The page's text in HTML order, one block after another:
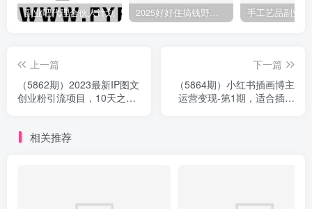
副业吧代理合伙人计划 2025好好住搞钱野路子：素人3步变家居博主，日赚500+保姆级教程
上一篇
（5862期）2023最新IP图文
创业粉引流项目，10天之内
下一篇
（5864期）小红书插画博主
运营变现-第1期，适合插画
相关推荐